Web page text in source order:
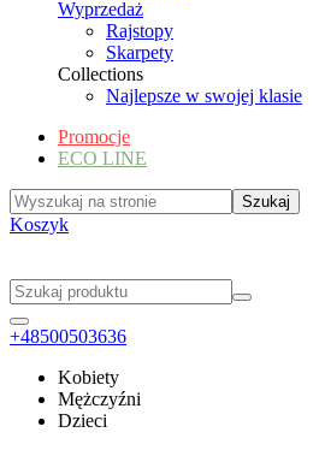
Wyprzedaż
Rajstopy
Skarpety
Collections
Najlepsze w swojej klasie
Promocje
ECO LINE
Koszyk
+48500503636
Kobiety
Mężczyźni
Dzieci